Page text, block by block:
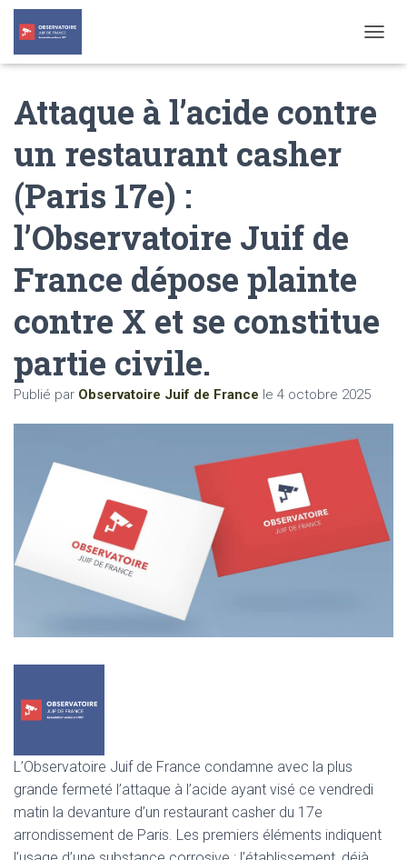
O
L
Attaque à l’acide contre
un restaurant casher
(Paris 17e) :
l’Observatoire Juif de
France dépose plainte
contre X et se constitue
partie civile.
Publié par Observatoire Juif de France le 4 octobre 2025
L’Observatoire Juif de France condamne avec la plus
grande fermeté l’attaque à l’acide ayant visé ce vendredi
matin la devanture d’un restaurant casher du 17e
arrondissement de Paris. Les premiers éléments indiquent